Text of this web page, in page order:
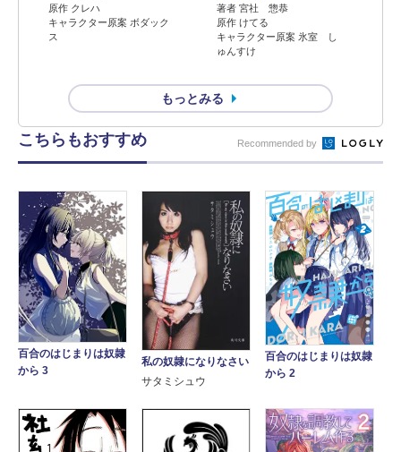
原作 クレハ
キャラクター原案 ボダック
ス
著者 宮社 惣恭
原作 けてる
キャラクター原案 氷室 し
ゅんすけ
もっとみる
こちらもおすすめ Recommended by
百合のはじまりは奴隷
から 3
私の奴隷になりなさい
サタミシュウ
百合のはじまりは奴隷
から 2